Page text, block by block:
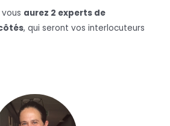
aurez 2 experts de
, qui seront vos interlocuteurs